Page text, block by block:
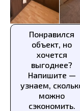
Понравился
объект, но
хочется
выгоднее?
Напишите —
узнаем,
можно
сэкономить.